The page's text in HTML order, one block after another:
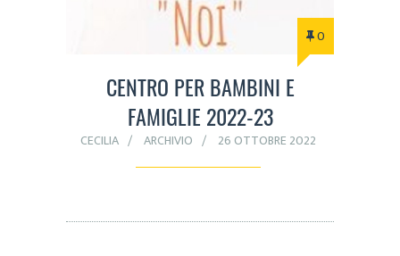
0
CENTRO PER BAMBINI E
FAMIGLIE 2022-23
CECILIA ARCHIVIO 26 OTTOBRE 2022